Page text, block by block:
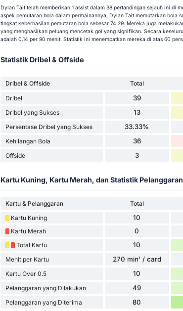
Dylan Tait telah memberikan 1 assist dalam 38 pertandingan sejauh ini di
aspek pemutaran bola dalam permainannya, Dylan Tait memutarkan bola
tingkat keberhasilan pemutaran bola sebesar 74.29. Mereka juga
yang menghasilkan peluang mencetak gol yang signifikan. Secara
adalah 0.14 per 90 menit. Statistik ini menempatkan mereka di atas 60
Statistik Dribel & Offside
Dribel & Offside Total
Dribel
39
Dribel yang Sukses 13
Persentase Dribel yang Sukses 33.33%
Kehilangan Bola 36
Offside 3
Kartu Kuning, Kartu Merah, dan Statistik Pelanggaran
Kartu & Pelanggaran Total
Kartu Kuning
10
Kartu Merah 0
Total Kartu 10
Menit per Kartu 270 min' / card
Kartu Over 0.5 10
Pelanggaran yang Dilakukan 49
Pelanggaran yang Diterima 80